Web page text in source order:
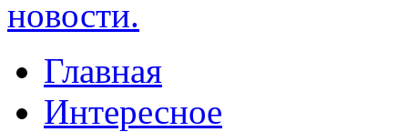
Главная
Интересное